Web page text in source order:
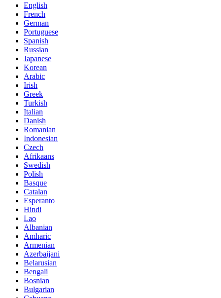
English
French
German
Portuguese
Spanish
Russian
Japanese
Korean
Arabic
Irish
Greek
Turkish
Italian
Danish
Romanian
Indonesian
Czech
Afrikaans
Swedish
Polish
Basque
Catalan
Esperanto
Hindi
Lao
Albanian
Amharic
Armenian
Azerbaijani
Belarusian
Bengali
Bosnian
Bulgarian